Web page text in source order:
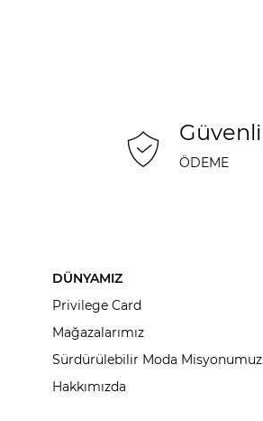
Güvenli
ÖDEME
DÜNYAMIZ
Privilege Card
Mağazalarımız
Sürdürülebilir Moda Misyonumuz
Hakkımızda